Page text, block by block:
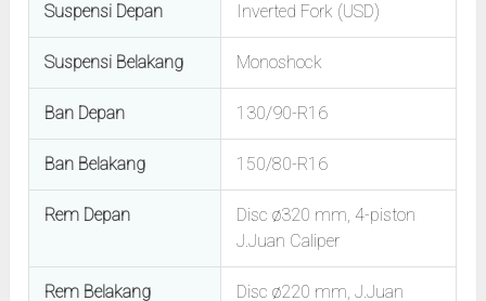
Suspensi Depan Inverted Fork (USD)
Suspensi Belakang Monoshock
Ban Depan 130/90-R16
Ban Belakang 150/80-R16
Rem Depan
Disc ø320 mm, 4-piston
J.Juan Caliper
Rem Belakang
Disc ø220 mm, J.Juan